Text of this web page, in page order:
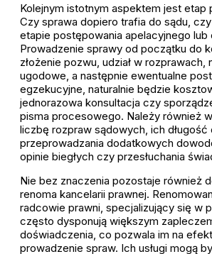
Kolejnym istotnym aspektem jest etap
Czy sprawa dopiero trafia do sądu,
etapie postępowania apelacyjnego lub
Prowadzenie sprawy od początku do
złożenie pozwu, udział w rozprawach,
ugodowe, a następnie ewentualne
egzekucyjne, naturalnie będzie
jednorazowa konsultacja czy
pisma procesowego. Należy również
liczbę rozpraw sądowych, ich
przeprowadzania dodatkowych
opinie biegłych czy przesłuchania
Nie bez znaczenia pozostaje również
renoma kancelarii prawnej.
radcowie prawni, specjalizujący się w
często dysponują większym
doświadczenia, co pozwala im na
prowadzenie spraw. Ich usługi mogą